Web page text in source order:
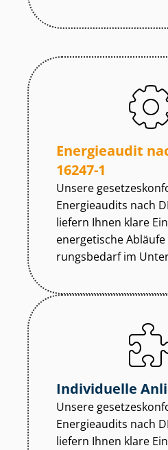
Energieaudit
16247-1
Unsere
Energieaudits nach
liefern Ihnen klare
energetische
rungs­be­darf im
Individuelle
Unsere
Energieaudits nach
liefern Ihnen klare